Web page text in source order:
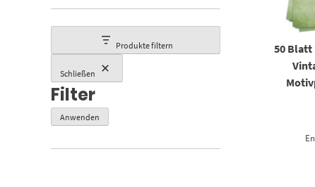
50 Blatt
Produkte filtern
Schließen
Filter
Anwenden